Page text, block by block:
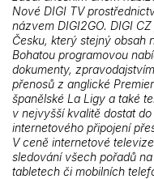
Nové DIGI TV
názvem DIGI2GO. DIGI
Česku, který stejný obsah
Bohatou programovou
dokumenty,
přenosů z anglické
španělské La Ligy a také
v nejvyšší kvalitě dostat
internetového připojení
V ceně internetové
sledování všech pořadů
tabletech či mobilních